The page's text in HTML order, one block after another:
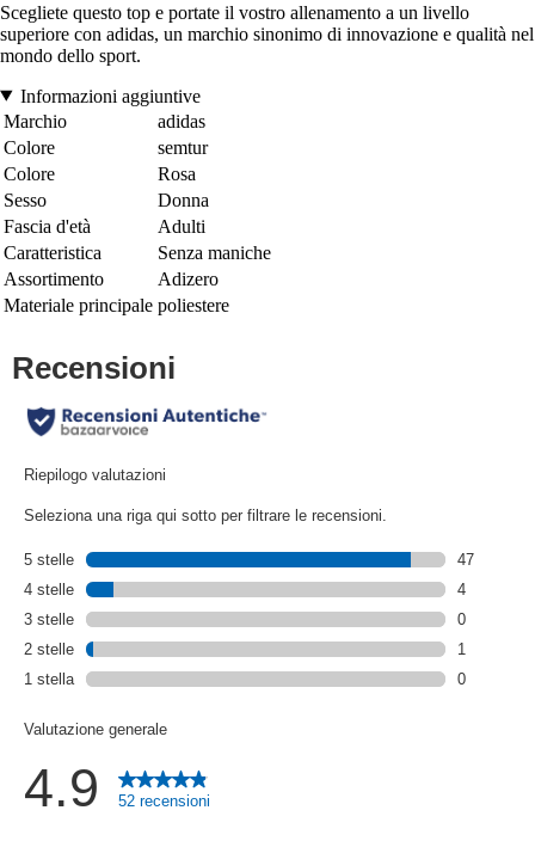
Scegliete questo top e portate il vostro allenamento a un livello
superiore con adidas, un marchio sinonimo di innovazione e qualità nel
mondo dello sport.
Informazioni aggiuntive
Marchio
adidas
Colore
semtur
Colore
Rosa
Sesso
Donna
Fascia d'età
Adulti
Caratteristica
Senza maniche
Assortimento
Adizero
Materiale principale poliestere